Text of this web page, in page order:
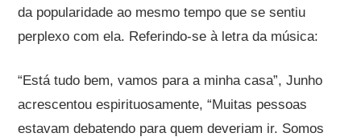
da popularidade ao mesmo tempo que se sentiu
perplexo com ela. Referindo-se à letra da música:
“Está tudo bem, vamos para a minha casa”, Junho
acrescentou espirituosamente, “Muitas pessoas
estavam debatendo para quem deveriam ir. Somos